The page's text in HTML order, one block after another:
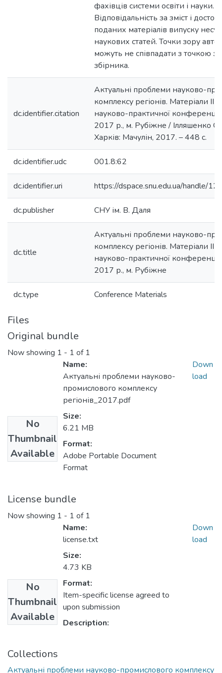
фахівців системи освіти і науки.
Відповідальність за зміст і
поданих матеріалів випуску
наукових статей. Точки зору
можуть не співпадати з точкою
збірника.
dc.identifier.citation
Актуальні проблеми науково-
комплексу регіонів. Матеріали ІІІ
науково-практичної
2017 р., м. Рубіжне / Ілляшенко
Харків: Мачулін, 2017. – 448 с.
dc.identifier.udc 001.8:62
dc.identifier.uri https://dspace.snu.edu.ua/handle/
dc.publisher СНУ ім. В. Даля
dc.title
Актуальні проблеми науково-
комплексу регіонів. Матеріали ІІІ
науково-практичної
2017 р., м. Рубіжне
dc.type Conference Materials
Files
Original bundle
Now showing 1 - 1 of 1
No
Thumbnail
Available
Name:
Актуальні проблеми науково-
промислового комплексу
регіонів_2017.pdf
Size:
6.21 MB
Format:
Adobe Portable Document
Format
Down
load
License bundle
Now showing 1 - 1 of 1
No
Thumbnail
Available
Name:
license.txt
Size:
4.73 KB
Format:
Item-specific license agreed to
upon submission
Description:
Down
load
Collections
Актуальні проблеми науково-промислового комплексу